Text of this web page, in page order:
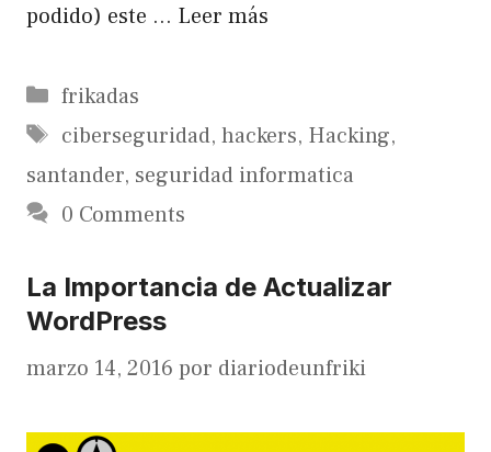
podido) este … Leer más
Categorías
frikadas
Etiquetas
ciberseguridad, hackers, Hacking,
santander, seguridad informatica
0 Comments
La Importancia de Actualizar
WordPress
marzo 14, 2016 por diariodeunfriki